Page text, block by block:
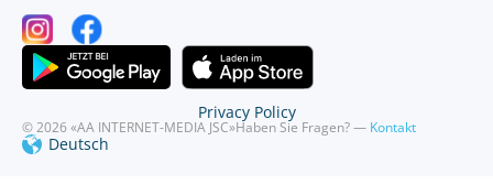
© 2026 «AA INTERNET-MEDIA JSC»Haben Sie Fragen? — Kontakt
Deutsch
Privacy Policy